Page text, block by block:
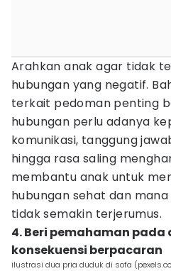
Arahkan anak agar tidak
hubungan yang negatif.
terkait pedoman penting
hubungan perlu adanya
komunikasi, tanggung
hingga rasa saling
membantu anak untuk
hubungan sehat dan
tidak semakin terjerumus.
4. Beri pemahaman
konsekuensi berpacaran
ilustrasi dua pria duduk di sofa